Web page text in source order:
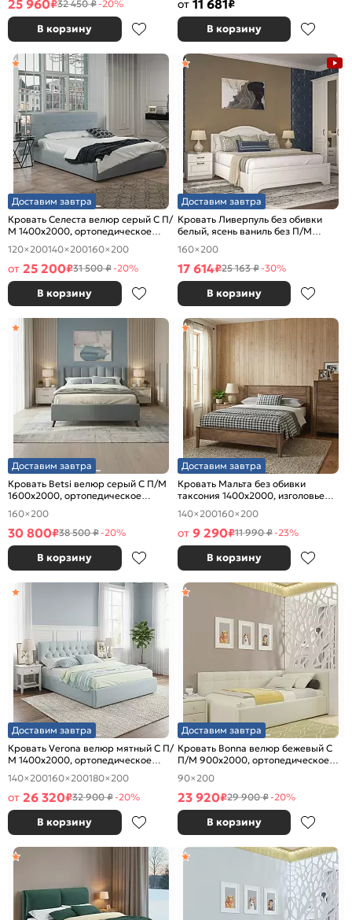
25 960₽32 450 ₽-20%
В корзину
от 11 681₽
В корзину
Доставим завтра
Кровать Селеста велюр серый С П/
М 1400x2000, ортопедическое
основание, изголовье мягкое
120×200140×200160×200
от 25 200₽31 500 ₽-20%
В корзину
Доставим завтра
Кровать Ливерпуль без обивки
белый, ясень ваниль без П/М
1600x2000, изголовье жесткое
160×200
17 614₽25 163 ₽-30%
В корзину
Доставим завтра
Кровать Betsi велюр серый С П/М
1600x2000, ортопедическое
основание, изголовье мягкое
160×200
30 800₽38 500 ₽-20%
В корзину
Доставим завтра
Кровать Мальта без обивки
таксония 1400x2000, изголовье
жесткое
140×200160×200
от 9 290₽11 990 ₽-23%
В корзину
Доставим завтра
Кровать Verona велюр мятный С П/
М 1400x2000, ортопедическое
основание, изголовье мягкое
140×200160×200180×200
от 26 320₽32 900 ₽-20%
В корзину
Доставим завтра
Кровать Bonna велюр бежевый С
П/М 900x2000, ортопедическое
основание, изголовье мягкое
90×200
23 920₽29 900 ₽-20%
В корзину